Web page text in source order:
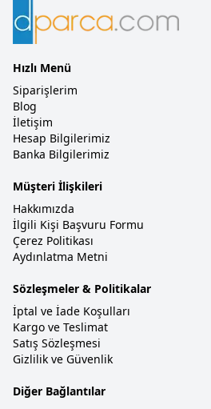
Hızlı Menü
Siparişlerim
Blog
İletişim
Hesap Bilgilerimiz
Banka Bilgilerimiz
Müşteri İlişkileri
Hakkımızda
İlgili Kişi Başvuru Formu
Çerez Politikası
Aydınlatma Metni
Sözleşmeler & Politikalar
İptal ve İade Koşulları
Kargo ve Teslimat
Satış Sözleşmesi
Gizlilik ve Güvenlik
Diğer Bağlantılar